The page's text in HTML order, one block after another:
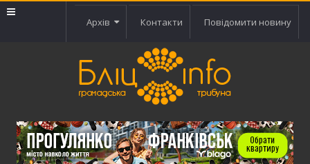
Архів Контакти Повідомити новину